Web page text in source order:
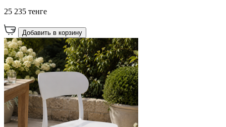
25 235 тенге
Добавить в корзину